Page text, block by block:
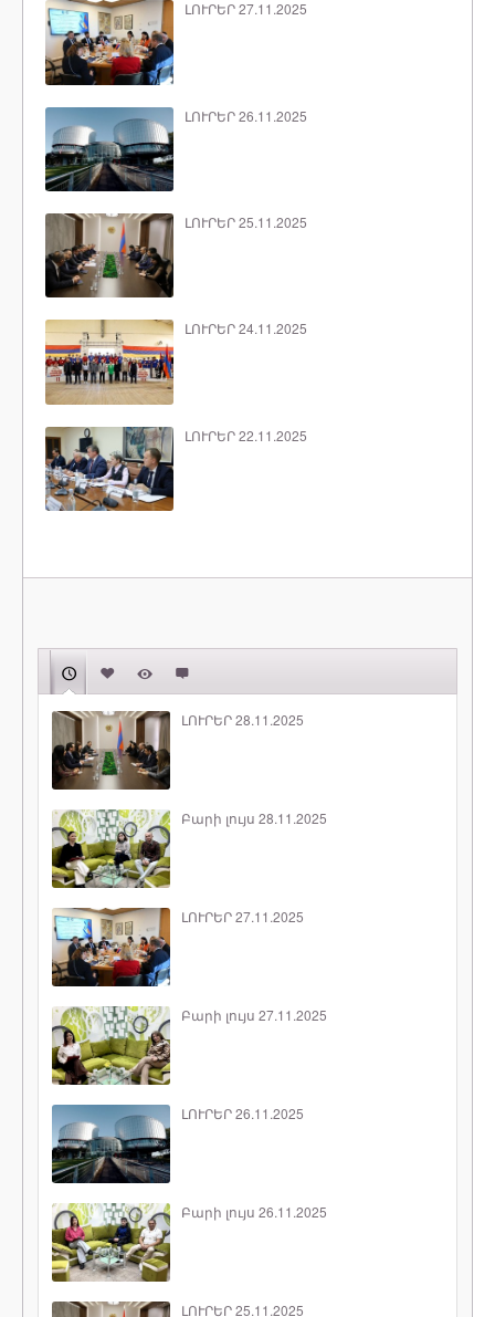
ԼՈՒՐԵՐ 27.11.2025
ԼՈՒՐԵՐ 26.11.2025
ԼՈՒՐԵՐ 25.11.2025
ԼՈՒՐԵՐ 24.11.2025
ԼՈՒՐԵՐ 22.11.2025
ԼՈՒՐԵՐ 28.11.2025
Բարի լույս 28.11.2025
ԼՈՒՐԵՐ 27.11.2025
Բարի լույս 27.11.2025
ԼՈՒՐԵՐ 26.11.2025
Բարի լույս 26.11.2025
ԼՈՒՐԵՐ 25.11.2025